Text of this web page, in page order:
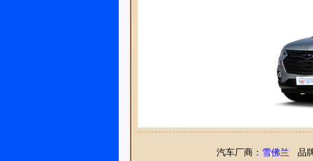
汽车厂商： 雪佛兰 品